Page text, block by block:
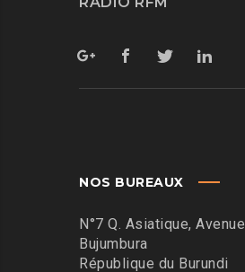
NOS BUREAUX
N°7 Q. Asiatique,
Bujumbura
République du Burundi